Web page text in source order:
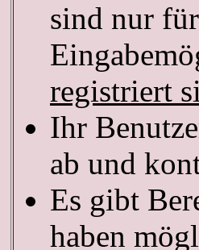
sind nur
registriert
Ihr
ab und
Es gibt
haben